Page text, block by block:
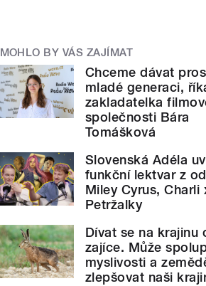
MOHLO BY VÁS ZAJÍMAT
Chceme dávat
mladé generaci,
zakladatelka
společnosti Bára
Tomášková
Slovenská Adéla
funkční lektvar z
Miley Cyrus, Charli
Petržalky
Dívat se na krajinu
zajíce. Může
myslivosti a
zlepšovat naši